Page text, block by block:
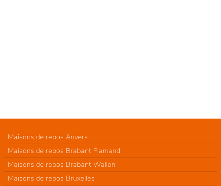
Maisons de repos Anvers
Maisons de repos Brabant Flamand
Maisons de repos Brabant Wallon
Maisons de repos Bruxelles